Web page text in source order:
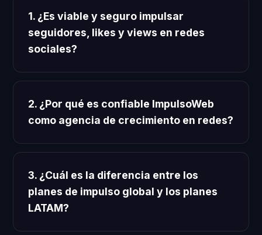
1. ¿Es viable y seguro impulsar
seguidores, likes y views en redes
sociales?
2. ¿Por qué es confiable ImpulsoWeb
como agencia de crecimiento en redes?
3. ¿Cuál es la diferencia entre los
planes de impulso global y los planes
LATAM?